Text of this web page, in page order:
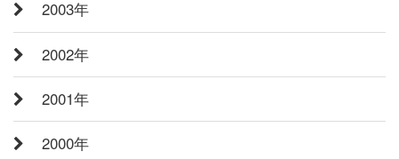
2003年
2002年
2001年
2000年